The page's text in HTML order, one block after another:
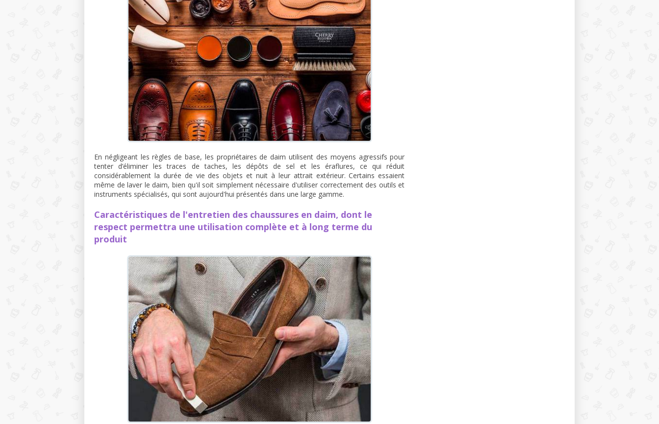
En négligeant les règles de base, les propriétaires de daim utilisent des moyens agressifs pour
tenter d’éliminer les traces de taches, les dépôts de sel et les éraflures, ce qui réduit
considérablement la durée de vie des objets et nuit à leur attrait extérieur. Certains essaient
même de laver le daim, bien qu'il soit simplement nécessaire d'utiliser correctement des outils et
instruments spécialisés, qui sont aujourd'hui présentés dans une large gamme.
Caractéristiques de l'entretien des chaussures en daim, dont le
respect permettra une utilisation complète et à long terme du
produit